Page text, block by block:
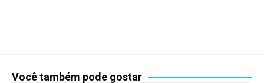
Você também pode gostar